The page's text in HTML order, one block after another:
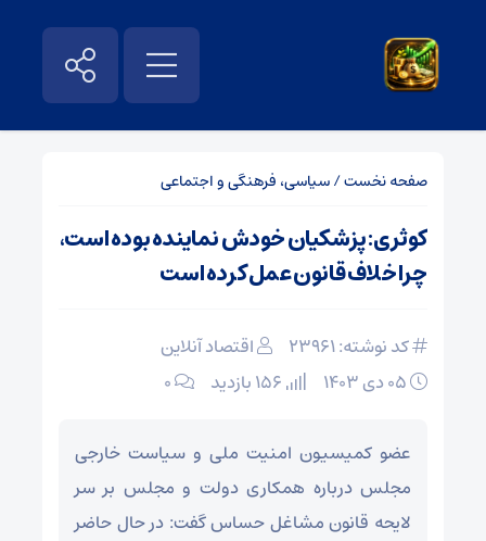
صفحه نخست/سیاسی، فرهنگی و اجتماعی
کوثری: پزشکیان خودش نماینده بوده است،
چرا خلاف قانون عمل کرده است
کد نوشته: 23961
اقتصاد آنلاین
۰
عضو کمیسیون امنیت ملی و سیاست خارجی
مجلس درباره همکاری دولت و مجلس بر سر
لایحه قانون مشاغل حساس گفت: در حال حاضر